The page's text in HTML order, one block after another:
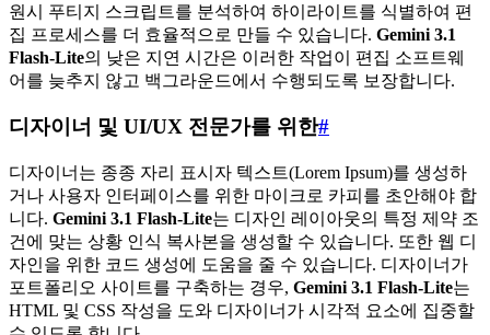
원시 푸티지 스크립트를 분석하여 하이라이트를 식별하여 편
집 프로세스를 더 효율적으로 만들 수 있습니다. Gemini 3.1
Flash-Lite의 낮은 지연 시간은 이러한 작업이 편집 소프트웨
어를 늦추지 않고 백그라운드에서 수행되도록 보장합니다.
디자이너 및 UI/UX 전문가를 위한#
디자이너는 종종 자리 표시자 텍스트(Lorem Ipsum)를 생성하
거나 사용자 인터페이스를 위한 마이크로 카피를 초안해야 합
니다. Gemini 3.1 Flash-Lite는 디자인 레이아웃의 특정 제약 조
건에 맞는 상황 인식 복사본을 생성할 수 있습니다. 또한 웹 디
자인을 위한 코드 생성에 도움을 줄 수 있습니다. 디자이너가
포트폴리오 사이트를 구축하는 경우, Gemini 3.1 Flash-Lite는
HTML 및 CSS 작성을 도와 디자이너가 시각적 요소에 집중할